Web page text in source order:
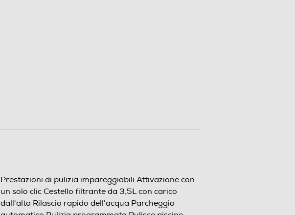
Prestazioni di pulizia impareggiabili Attivazione con
un solo clic Cestello filtrante da 3,5L con carico
dall'alto Rilascio rapido dell'acqua Parcheggio